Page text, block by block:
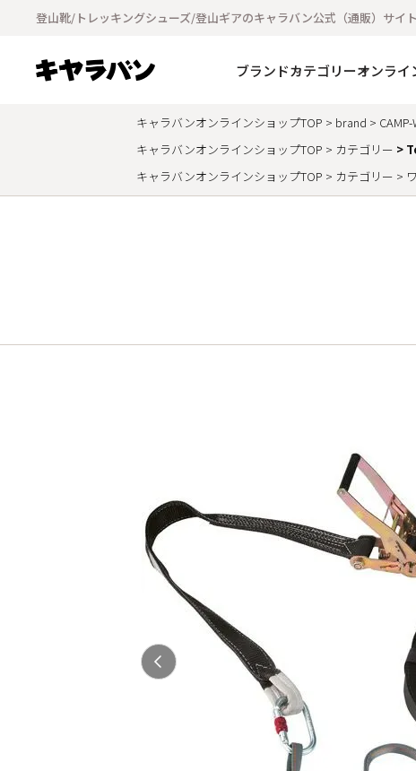
登山靴/トレッキングシューズ/登山ギアのキャラバン公式（通販）サイト
ブランドカテゴリーオンライ
キャラバンオンラインショップTOP brand
キャラバンオンラインショップTOP
カテゴリー
キャラバンオンラインショップTOP
カテゴリー